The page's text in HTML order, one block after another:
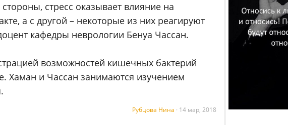
стресс оказывает влияние на
а с другой – некоторые из них реагируют
кафедры неврологии Бенуа Чассан.
возможностей кишечных бактерий
Хаман и Чассан занимаются изучением
Рубцова Нина · 14 мар, 2018